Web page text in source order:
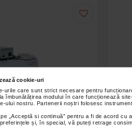
cookie-uri
urile care sunt strict necesare pentru
îmbunătățirea modului în care funcționează
ului nostru. Partenerii noștri folosesc
„Acceptă si continuă” pentru a fi de acord
și, în special, vă puteți retrage